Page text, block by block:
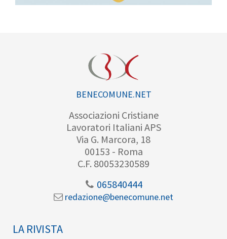
BENECOMUNE.NET
Associazioni Cristiane
Lavoratori Italiani APS
Via G. Marcora, 18
00153 - Roma
C.F. 80053230589
065840444
redazione@benecomune.net
LA RIVISTA